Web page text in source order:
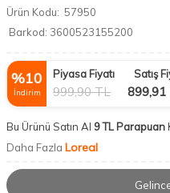
Ürün Kodu: 57950
Barkod: 3600523155200
%10
İndirim
Piyasa Fiyatı
999,90TL
Satış
899,91
Bu Ürünü Satın Al 9 TL Parapuan
Daha Fazla Loreal